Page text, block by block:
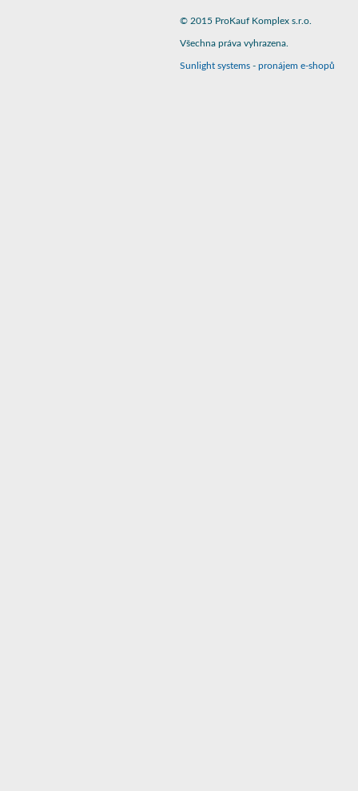
© 2015 ProKauf Komplex s.r.o.
Všechna práva vyhrazena.
Sunlight systems - pronájem e-shopů